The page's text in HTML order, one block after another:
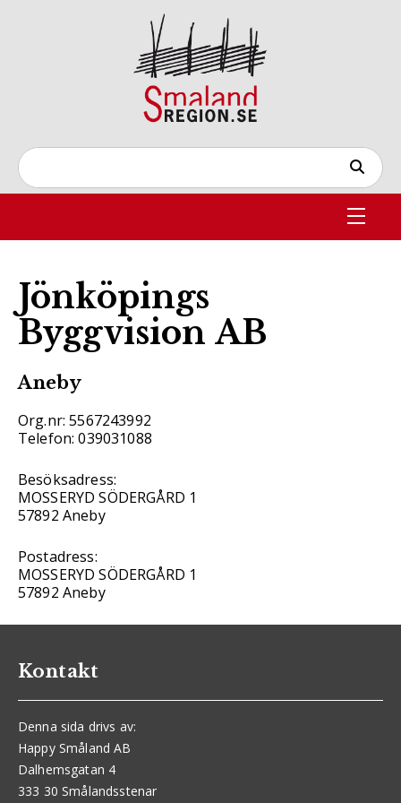
Jönköpings
Byggvision AB
Aneby
Org.nr: 5567243992
Telefon: 039031088
Besöksadress:
MOSSERYD SÖDERGÅRD 1
57892 Aneby
Postadress:
MOSSERYD SÖDERGÅRD 1
57892 Aneby
Kontakt
Denna sida drivs av:
Happy Småland AB
Dalhemsgatan 4
333 30 Smålandsstenar